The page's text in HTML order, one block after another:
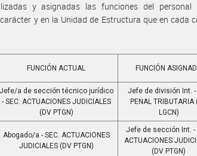
y asignadas las funciones del personal
y en la Unidad de Estructura que en cada
FUNCIÓN ACTUAL FUNCIÓN
Jefe/a de sección técnico jurídico
- SEC. ACTUACIONES JUDICIALES
(DV PTGN)
Jefe de división Int. -
PENAL TRIBUTARIA
LGCN)
Abogado/a - SEC. ACTUACIONES
JUDICIALES (DV PTGN)
Jefe de sección Int. -
ACTUACIONES
(DV PTGN)